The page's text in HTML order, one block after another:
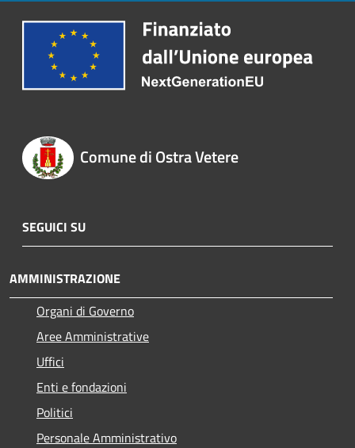
Comune di Ostra Vetere
SEGUICI SU
AMMINISTRAZIONE
Organi di Governo
Aree Amministrative
Uffici
Enti e fondazioni
Politici
Personale Amministrativo